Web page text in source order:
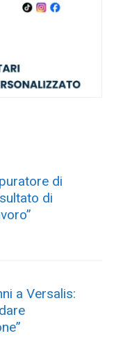
di
di
a Versalis: